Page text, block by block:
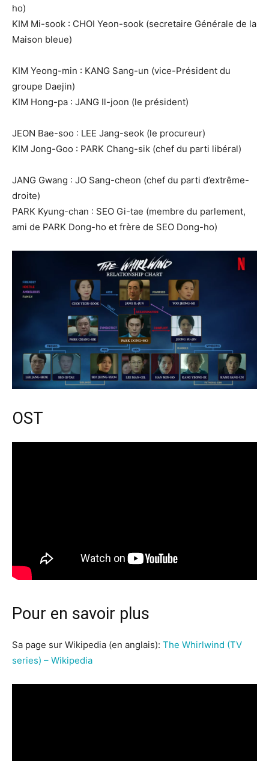
ho)
KIM Mi-sook : CHOI Yeon-sook (secretaire Générale de la
Maison bleue)
KIM Yeong-min : KANG Sang-un (vice-Président du
groupe Daejin)
KIM Hong-pa : JANG Il-joon (le président)
JEON Bae-soo : LEE Jang-seok (le procureur)
KIM Jong-Goo : PARK Chang-sik (chef du parti libéral)
JANG Gwang : JO Sang-cheon (chef du parti d’extrême-
droite)
PARK Kyung-chan : SEO Gi-tae (membre du parlement,
ami de PARK Dong-ho et frère de SEO Dong-ho)
OST
Pour en savoir plus
Sa page sur Wikipedia (en anglais): The Whirlwind (TV
series) – Wikipedia